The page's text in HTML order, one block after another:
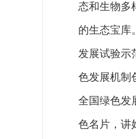
态和生物多
的生态宝库
发展试验示
色发展机制
全国绿色发
色名片，讲